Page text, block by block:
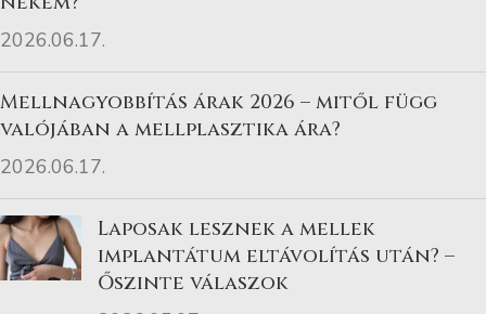
2026.06.17.
Mellnagyobbítás árak 2026 – mitől függ
valójában a mellplasztika ára?
2026.06.17.
Laposak lesznek a mellek
implantátum eltávolítás után? –
Őszinte válaszok